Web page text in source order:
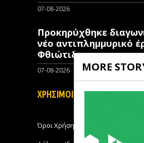
MORE
07-08-2026
Προκηρύχθηκε
νέo αντιπλημμυρικό
Φθιώτιδα
07-08-2026
ΧΡΗΣΙΜΟΙ ΣΥΝΔΕΣΜΟΙ
Όροι Χρήσης